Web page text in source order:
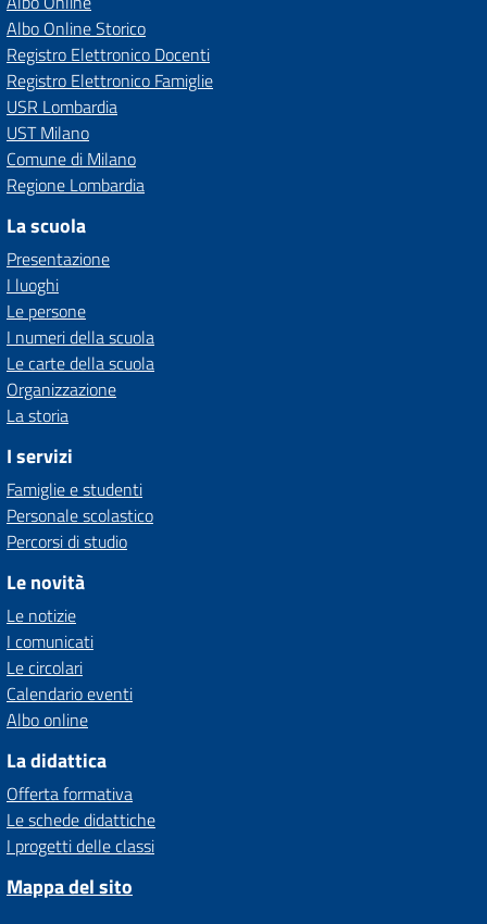
Albo Online Storico
Registro Elettronico Docenti
Registro Elettronico Famiglie
USR Lombardia
UST Milano
Comune di Milano
Regione Lombardia
La scuola
Presentazione
I luoghi
Le persone
I numeri della scuola
Le carte della scuola
Organizzazione
La storia
I servizi
Famiglie e studenti
Personale scolastico
Percorsi di studio
Le novità
Le notizie
I comunicati
Le circolari
Calendario eventi
Albo online
La didattica
Offerta formativa
Le schede didattiche
I progetti delle classi
Mappa del sito